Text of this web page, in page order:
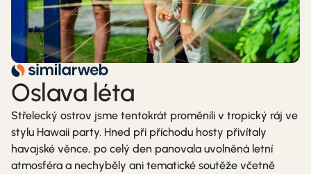
Oslava léta
Střelecký ostrov jsme tentokrát proměnili v tropický ráj ve
stylu Hawaii party. Hned při příchodu hosty přivítaly
havajské věnce, po celý den panovala uvolněná letní
atmosféra a nechyběly ani tematické soutěže včetně